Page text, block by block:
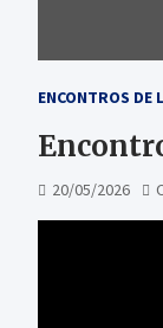
ENCONTROS DE
20/05/2026